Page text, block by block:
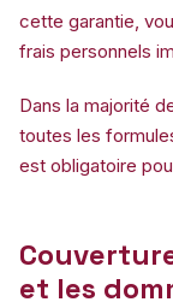
cette garantie,
frais personnels
Dans la majorité
toutes les
est obligatoire
et les